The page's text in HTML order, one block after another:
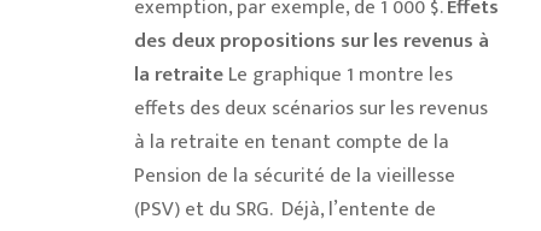
exemption, par exemple, de 1 000 $.Effets
des deux propositions sur les revenus à
la retraiteLe graphique 1 montre les
effets des deux scénarios sur les revenus
à la retraite en tenant compte de la
Pension de la sécurité de la vieillesse
(PSV) et du SRG. Déjà, l’entente de